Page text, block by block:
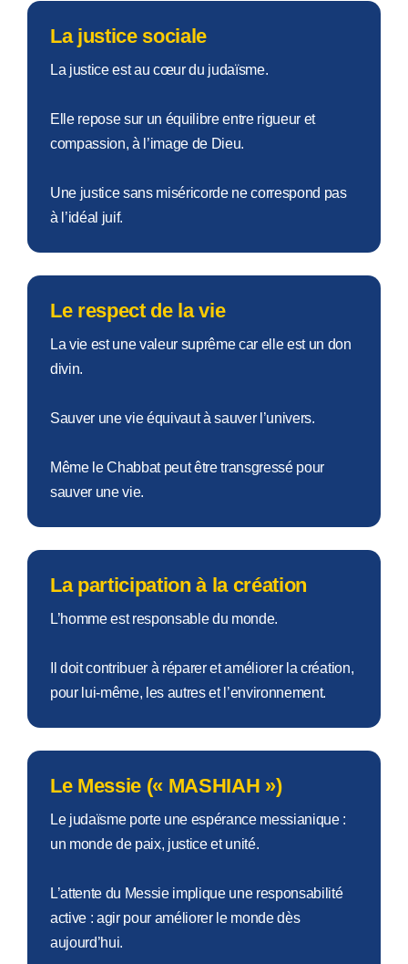
La justice sociale
La justice est au cœur du judaïsme.
Elle repose sur un équilibre entre rigueur et
compassion, à l’image de Dieu.
Une justice sans miséricorde ne correspond pas
à l’idéal juif.
Le respect de la vie
La vie est une valeur suprême car elle est un don
divin.
Sauver une vie équivaut à sauver l’univers.
Même le Chabbat peut être transgressé pour
sauver une vie.
La participation à la création
L’homme est responsable du monde.
Il doit contribuer à réparer et améliorer la création,
pour lui-même, les autres et l’environnement.
Le Messie (« MASHIAH »)
Le judaïsme porte une espérance messianique :
un monde de paix, justice et unité.
L’attente du Messie implique une responsabilité
active : agir pour améliorer le monde dès
aujourd’hui.